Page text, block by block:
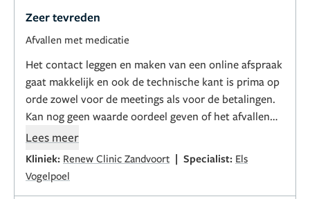
Zeer tevreden
Afvallen met medicatie
Het contact leggen en maken van een online afspraak
gaat makkelijk en ook de technische kant is prima op
orde zowel voor de meetings als voor de betalingen.
Kan nog geen waarde oordeel geven of het afvallen
omdat ik pas begonnen ben.
Lees meer
Kliniek: Renew Clinic Zandvoort | Specialist: Els
Vogelpoel